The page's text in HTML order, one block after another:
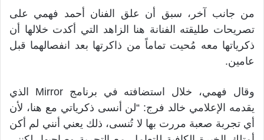
من جانب آخر، سبق أن علق الفنان أحمد فهمي على
تصريحات طليقته الفنانة هنا الزاهد التي أكدت خلالها أن
ذكرياتها معه مُحيت تماماً من ذاكرتها بعد انفصالهما قبل
عامين.
وقال فهمي، خلال استضافته في برنامج Mirror الذي
يقدمه الإعلامي خالد فرج: “لن أنسى ذكرياتي مع هنا، لأن
أي تجربة صعبة مررت بها لا تُنسى، ذلك يعني أنني لم أكن